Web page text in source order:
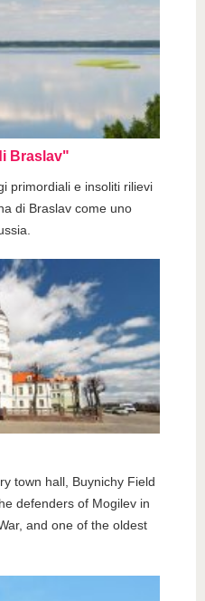
Braslav"
primordiali e insoliti rilievi
di Braslav come uno
town hall, Buynichy Field
defenders of Mogilev in
and one of the oldest